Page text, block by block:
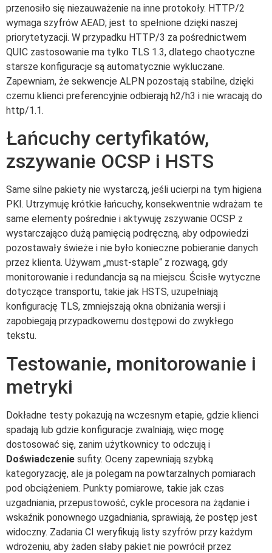
przenosiło się niezauważenie na inne protokoły. HTTP/2
wymaga szyfrów AEAD; jest to spełnione dzięki naszej
priorytetyzacji. W przypadku HTTP/3 za pośrednictwem
QUIC zastosowanie ma tylko TLS 1.3, dlatego chaotyczne
starsze konfiguracje są automatycznie wykluczane.
Zapewniam, że sekwencje ALPN pozostają stabilne, dzięki
czemu klienci preferencyjnie odbierają h2/h3 i nie wracają do
http/1.1.
Łańcuchy certyfikatów,
zszywanie OCSP i HSTS
Same silne pakiety nie wystarczą, jeśli ucierpi na tym higiena
PKI. Utrzymuję krótkie łańcuchy, konsekwentnie wdrażam te
same elementy pośrednie i aktywuję zszywanie OCSP z
wystarczająco dużą pamięcią podręczną, aby odpowiedzi
pozostawały świeże i nie było konieczne pobieranie danych
przez klienta. Używam „must-staple“ z rozwagą, gdy
monitorowanie i redundancja są na miejscu. Ścisłe wytyczne
dotyczące transportu, takie jak HSTS, uzupełniają
konfigurację TLS, zmniejszają okna obniżania wersji i
zapobiegają przypadkowemu dostępowi do zwykłego
tekstu.
Testowanie, monitorowanie i
metryki
Dokładne testy pokazują na wczesnym etapie, gdzie klienci
spadają lub gdzie konfiguracje zwalniają, więc mogę
dostosować się, zanim użytkownicy to odczują i
Doświadczenie sufity. Oceny zapewniają szybką
kategoryzację, ale ja polegam na powtarzalnych pomiarach
pod obciążeniem. Punkty pomiarowe, takie jak czas
uzgadniania, przepustowość, cykle procesora na żądanie i
wskaźnik ponownego uzgadniania, sprawiają, że postęp jest
widoczny. Zadania CI weryfikują listy szyfrów przy każdym
wdrożeniu, aby żaden słaby pakiet nie powrócił przez